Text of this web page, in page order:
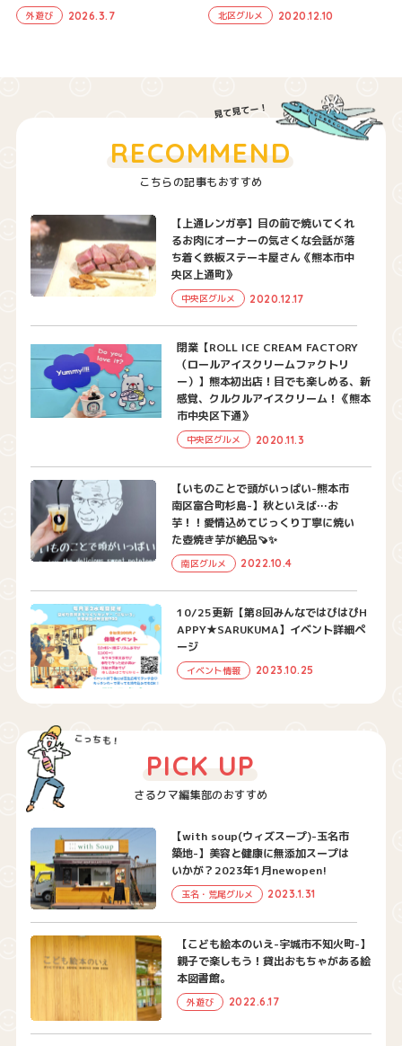
外遊び 2026.3.7 北区グルメ 2020.12.10
こちらの記事もおすすめ
RECOMMEND
【上通レンガ亭】目の前で焼いてくれ
るお肉にオーナーの気さくな会話が落
ち着く鉄板ステーキ屋さん《熊本市中
央区上通町》
中央区グルメ 2020.12.17
閉業【ROLL ICE CREAM FACTORY
（ロールアイスクリームファクトリ
ー）】熊本初出店！目でも楽しめる、新
感覚、クルクルアイスクリーム！《熊本
市中央区下通》
中央区グルメ 2020.11.3
【いものことで頭がいっぱい-熊本市
南区富合町杉島-】秋といえば…お
芋！！愛情込めてじっくり丁寧に焼い
た壺焼き芋が絶品🍠✨
南区グルメ 2022.10.4
10/25更新【第8回みんなではぴはぴH
APPY★SARUKUMA】イベント詳細ペ
ージ
イベント情報 2023.10.25
さるクマ編集部のおすすめ
PICK UP
【with soup(ウィズスープ)-玉名市
築地-】美容と健康に無添加スープは
いかが？2023年1月newopen!
玉名・荒尾グルメ 2023.1.31
【こども絵本のいえ-宇城市不知火町-】
親子で楽しもう！貸出おもちゃがある絵
本図書館。
外遊び 2022.6.17